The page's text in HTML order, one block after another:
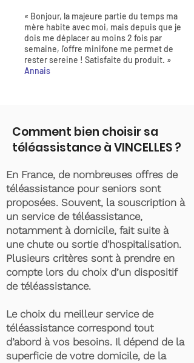
« Bonjour, la majeure partie du temps ma
mère habite avec moi, mais depuis que je
dois me déplacer au moins 2 fois par
semaine, l'offre minifone me permet de
rester sereine ! Satisfaite du produit. »
Annais
Comment bien choisir sa
téléassistance à VINCELLES ?
En France, de nombreuses offres de
téléassistance pour seniors sont
proposées. Souvent, la souscription à
un service de téléassistance,
notamment à domicile, fait suite à
une chute ou sortie d'hospitalisation.
Plusieurs critères sont à prendre en
compte lors du choix d’un dispositif
de téléassistance.
Le choix du meilleur service de
téléassistance correspond tout
d’abord à vos besoins. Il dépend de la
superficie de votre domicile, de la